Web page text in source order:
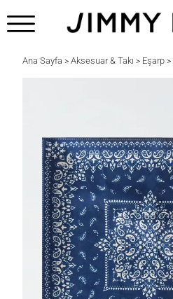
Ana Sayfa > Aksesuar & Takı > Eşarp >